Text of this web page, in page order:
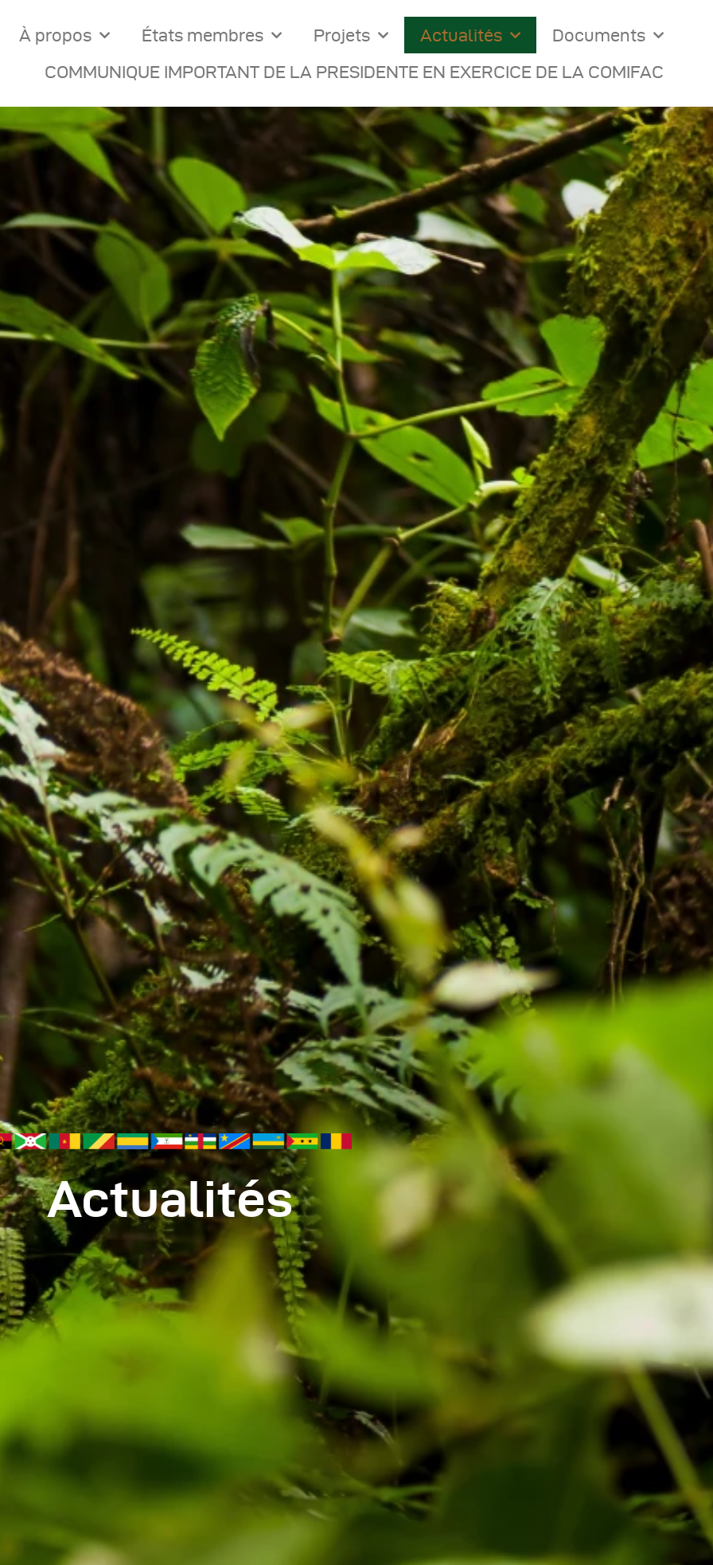
À propos États membres Projets Actualités
Documents
COMMUNIQUE IMPORTANT DE LA PRESIDENTE EN EXERCICE DE LA COMIFAC
Officiels
Des Ministres
Rendus De
Sous-
Newsletter
Réseaux
Publications
Actualités